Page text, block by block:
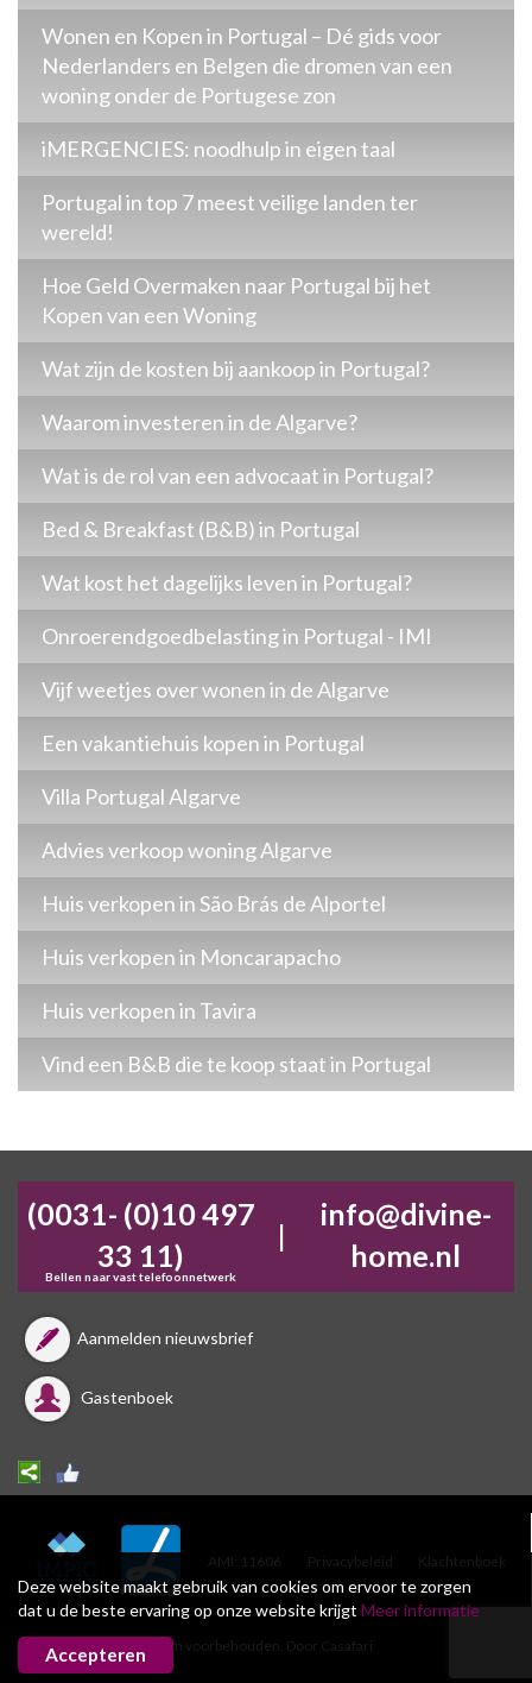
Deze website maakt gebruik van cookies om ervoor te zorgen
dat u de beste ervaring op onze website krijgt Meer informatie
Accepteren
Wonen en Kopen in Portugal – Dé gids voor
Nederlanders en Belgen die dromen van een
woning onder de Portugese zon
iMERGENCIES: noodhulp in eigen taal
Portugal in top 7 meest veilige landen ter
wereld!
Hoe Geld Overmaken naar Portugal bij het
Kopen van een Woning
Wat zijn de kosten bij aankoop in Portugal?
Waarom investeren in de Algarve?
Wat is de rol van een advocaat in Portugal?
Bed & Breakfast (B&B) in Portugal
Wat kost het dagelijks leven in Portugal?
Onroerendgoedbelasting in Portugal - IMI
Vijf weetjes over wonen in de Algarve
Een vakantiehuis kopen in Portugal
Villa Portugal Algarve
Advies verkoop woning Algarve
Huis verkopen in São Brás de Alportel
Huis verkopen in Moncarapacho
Huis verkopen in Tavira
Vind een B&B die te koop staat in Portugal
(0031- (0)10 497
33 11)
Bellen naar vast telefoonnetwerk
|
info@divine-
home.nl
Aanmelden nieuwsbrief
Gastenboek
AMI: 11606 Privacybeleid Klachtenboek
DivineHome. Alle rechten voorbehouden. Door Casafari